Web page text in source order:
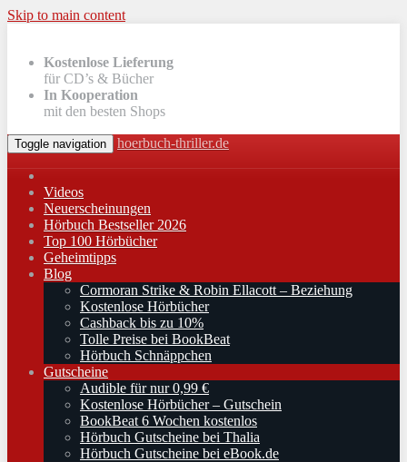
Skip to main content
Kostenlose Lieferung
für CD’s & Bücher
In Kooperation
mit den besten Shops
Toggle navigation hoerbuch-thriller.de
Videos
Neuerscheinungen
Hörbuch Bestseller 2026
Top 100 Hörbücher
Geheimtipps
Blog
Cormoran Strike & Robin Ellacott – Beziehung
Kostenlose Hörbücher
Cashback bis zu 10%
Tolle Preise bei BookBeat
Hörbuch Schnäppchen
Gutscheine
Audible für nur 0,99 €
Kostenlose Hörbücher – Gutschein
BookBeat 6 Wochen kostenlos
Hörbuch Gutscheine bei Thalia
Hörbuch Gutscheine bei eBook.de